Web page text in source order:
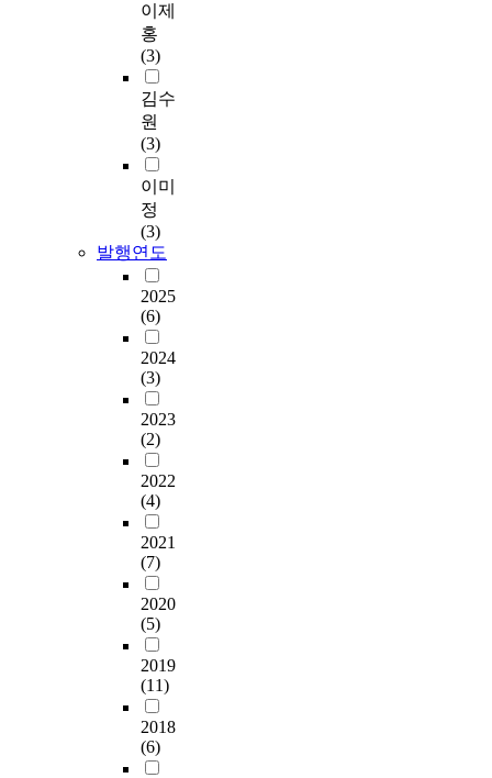
이제
홍
(3)
김수
원
(3)
이미
정
(3)
발행연도
2025
(6)
2024
(3)
2023
(2)
2022
(4)
2021
(7)
2020
(5)
2019
(11)
2018
(6)